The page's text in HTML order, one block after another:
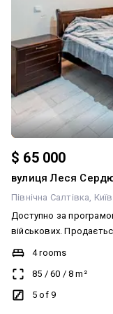
$ 65 000
вулиця Леся
Північна Салтівка
Доступно за
військових.
2, Леся Сердюка
85 м²; 5 поверх 9-поверхового
вітальня, вітальня,
балкон, лоджія,
4 rooms
85 / 60 / 8 m²
5 of 9